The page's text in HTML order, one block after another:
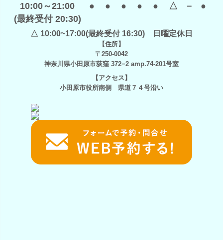
10:00～21:00
(最終受付 20:30)
● ● ● ● ● △ － ●
△ 10:00~17:00(最終受付 16:30) 日曜定休日
【住所】
〒250-0042
神奈川県小田原市荻窪 372−2 amp.74-201号室
【アクセス】
小田原市役所南側 県道７４号沿い